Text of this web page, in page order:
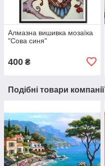
Алмазна вишивка мозаїка
"Сова синя"
400 ₴
Подібні товари компанії